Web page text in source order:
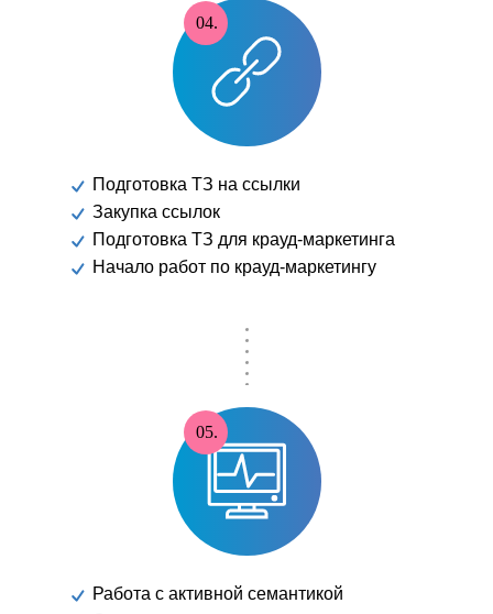
04.
Подготовка ТЗ на ссылки
Закупка ссылок
Подготовка ТЗ для крауд-маркетинга
Начало работ по крауд-маркетингу
05.
Работа с активной семантикой